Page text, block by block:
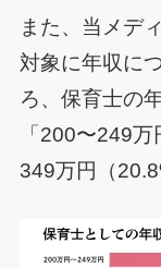
また、当メデ
対象に年収に
ろ、保育士の
「200〜249
349万円（